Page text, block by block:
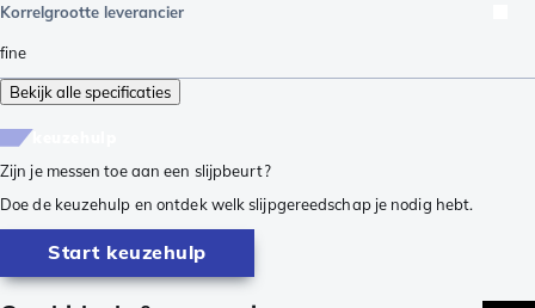
Korrelgrootte leverancier
fine
Bekijk alle specificaties
Zijn je messen toe aan een slijpbeurt?
Doe de keuzehulp en ontdek welk slijpgereedschap je nodig hebt.
Start keuzehulp